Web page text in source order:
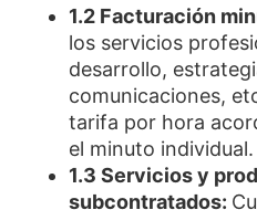
1.2 Facturación
los servicios
desarrollo,
comunicaciones,
tarifa por hora
el minuto individual.
1.3 Servicios y
subcontratados: